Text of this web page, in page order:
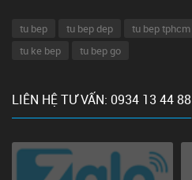
tu bep tu bep dep tu bep tphcm
tu ke bep
tu bep go
LIÊN HỆ TƯ VẤN: 0934 13 44 88